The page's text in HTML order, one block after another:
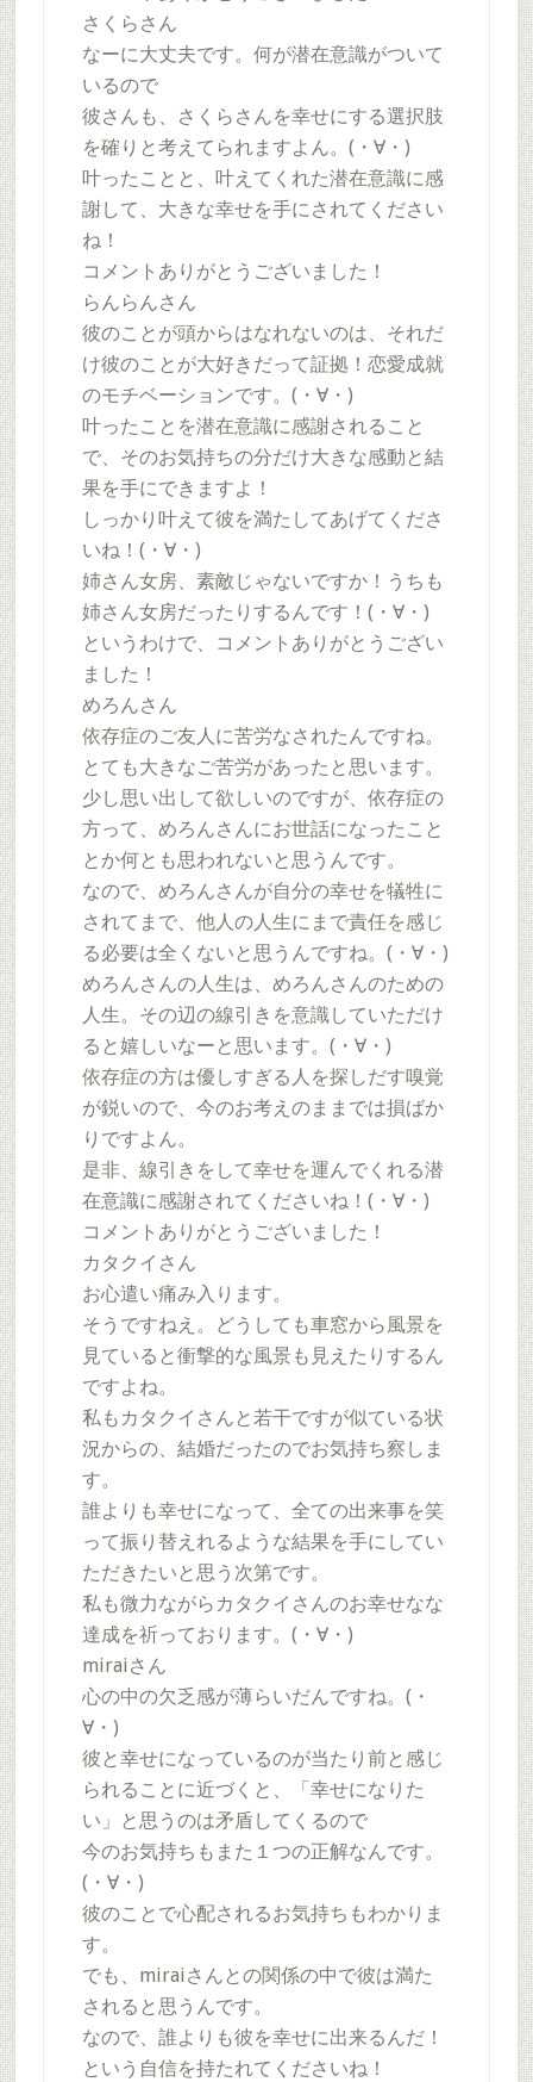
さくらさん
なーに大丈夫です。何が潜在意識がついて
いるので
彼さんも、さくらさんを幸せにする選択肢
を確りと考えてられますよん。(・∀・)
叶ったことと、叶えてくれた潜在意識に感
謝して、大きな幸せを手にされてください
ね！
コメントありがとうございました！
らんらんさん
彼のことが頭からはなれないのは、それだ
け彼のことが大好きだって証拠！恋愛成就
のモチベーションです。(・∀・)
叶ったことを潜在意識に感謝されること
で、そのお気持ちの分だけ大きな感動と結
果を手にできますよ！
しっかり叶えて彼を満たしてあげてくださ
いね！(・∀・)
姉さん女房、素敵じゃないですか！うちも
姉さん女房だったりするんです！(・∀・)
というわけで、コメントありがとうござい
ました！
めろんさん
依存症のご友人に苦労なされたんですね。
とても大きなご苦労があったと思います。
少し思い出して欲しいのですが、依存症の
方って、めろんさんにお世話になったこと
とか何とも思われないと思うんです。
なので、めろんさんが自分の幸せを犠牲に
されてまで、他人の人生にまで責任を感じ
る必要は全くないと思うんですね。(・∀・)
めろんさんの人生は、めろんさんのための
人生。その辺の線引きを意識していただけ
ると嬉しいなーと思います。(・∀・)
依存症の方は優しすぎる人を探しだす嗅覚
が鋭いので、今のお考えのままでは損ばか
りですよん。
是非、線引きをして幸せを運んでくれる潜
在意識に感謝されてくださいね！(・∀・)
コメントありがとうございました！
カタクイさん
お心遣い痛み入ります。
そうですねえ。どうしても車窓から風景を
見ていると衝撃的な風景も見えたりするん
ですよね。
私もカタクイさんと若干ですが似ている状
況からの、結婚だったのでお気持ち察しま
す。
誰よりも幸せになって、全ての出来事を笑
って振り替えれるような結果を手にしてい
ただきたいと思う次第です。
私も微力ながらカタクイさんのお幸せなな
達成を祈っております。(・∀・)
miraiさん
心の中の欠乏感が薄らいだんですね。(・
∀・)
彼と幸せになっているのが当たり前と感じ
られることに近づくと、「幸せになりた
い」と思うのは矛盾してくるので
今のお気持ちもまた１つの正解なんです。
(・∀・)
彼のことで心配されるお気持ちもわかりま
す。
でも、miraiさんとの関係の中で彼は満た
されると思うんです。
なので、誰よりも彼を幸せに出来るんだ！
という自信を持たれてくださいね！